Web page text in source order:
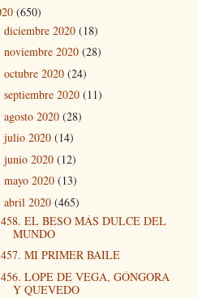
(650)
diciembre 2020 (18)
noviembre 2020 (28)
octubre 2020 (24)
septiembre 2020 (11)
agosto 2020 (28)
julio 2020 (14)
junio 2020 (12)
mayo 2020 (13)
abril 2020 (465)
458. EL BESO MÁS DULCE DEL
MUNDO
457. MI PRIMER BAILE
456. LOPE DE VEGA, GÓNGORA
Y QUEVEDO